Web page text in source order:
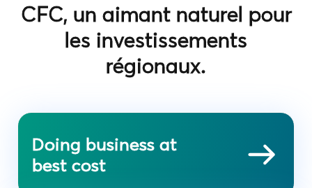
CFC, un aimant naturel pour
les investissements
régionaux.
Doing business at
best cost